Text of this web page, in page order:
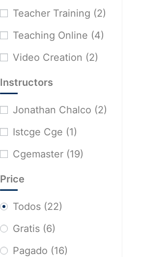
Teacher Training (2)
Teaching Online (4)
Video Creation (2)
Instructors
Jonathan Chalco (2)
Istcge Cge (1)
Cgemaster (19)
Price
Todos (22)
Gratis (6)
Pagado (16)